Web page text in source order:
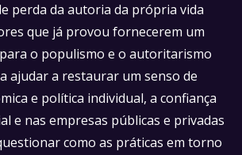
perda da autoria da própria vida
que já provou fornecerem um
o populismo e o autoritarismo
ajudar a restaurar um senso de
e política individual, a confiança
e nas empresas públicas e privadas
como as práticas em torno